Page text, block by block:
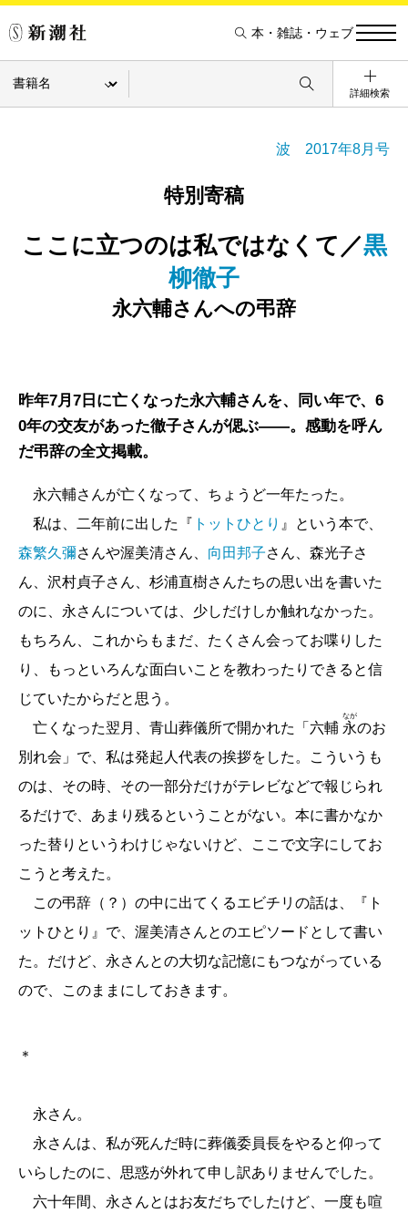
本・雑誌・ウェブ
詳細検索
波 2017年8月号
特別寄稿
ここに立つのは私ではなくて／黒
柳徹子
永六輔さんへの弔辞
昨年7月7日に亡くなった永六輔さんを、同い年で、6
0年の交友があった徹子さんが偲ぶ――。感動を呼ん
だ弔辞の全文掲載。
永六輔さんが亡くなって、ちょうど一年たった。
私は、二年前に出した『 トットひとり 』という本で、
森繁久彌さんや渥美清さん、 向田邦子さん、森光子さ
ん、沢村貞子さん、杉浦直樹さんたちの思い出を書いた
のに、永さんについては、少しだけしか触れなかった。
もちろん、これからもまだ、たくさん会ってお喋りした
り、もっといろんな面白いことを教わったりできると信
じていたからだと思う。
亡くなった翌月、青山葬儀所で開かれた「六輔 永
なが
のお
別れ会」で、私は発起人代表の挨拶をした。こういうも
のは、その時、その一部分だけがテレビなどで報じられ
るだけで、あまり残るということがない。本に書かなか
った替りというわけじゃないけど、ここで文字にしてお
こうと考えた。
この弔辞（？）の中に出てくるエビチリの話は、『ト
ットひとり』で、渥美清さんとのエピソードとして書い
た。だけど、永さんとの大切な記憶にもつながっている
ので、このままにしておきます。
＊
永さん。
永さんは、私が死んだ時に葬儀委員長をやると仰って
いらしたのに、思惑が外れて申し訳ありませんでした。
六十年間、永さんとはお友だちでしたけど、一度も喧